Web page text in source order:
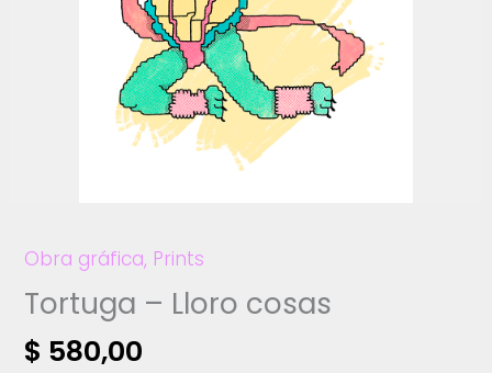
Obra gráfica, Prints
Tortuga – Lloro cosas
$ 580,00